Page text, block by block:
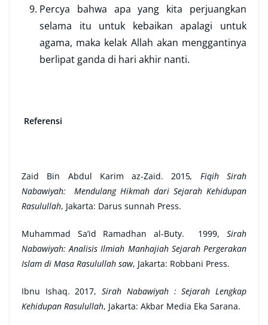
Percya bahwa apa yang kita perjuangkan
selama itu untuk kebaikan apalagi untuk
agama, maka kelak Allah akan menggantinya
berlipat ganda di hari akhir nanti.
Referensi
Zaid Bin Abdul Karim az-Zaid. 2015, Fiqih Sirah
Nabawiyah:
Mendulang Hikmah dari Sejarah Kehidupan
Rasulullah, Jakarta: Darus sunnah Press.
Muhammad Sa’id Ramadhan al-Buty. 1999, Sirah
Nabawiyah: Analisis Ilmiah Manhajiah Sejarah Pergerakan
Islam di Masa Rasulullah saw, Jakarta: Robbani Press.
Ibnu Ishaq. 2017,Sirah Nabawiyah : Sejarah Lengkap
Kehidupan Rasulullah, Jakarta: Akbar Media Eka Sarana.